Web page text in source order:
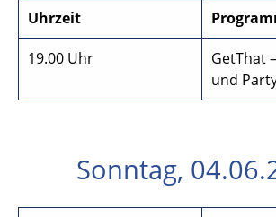
Uhrzeit
19.00 Uhr
GetThat
und
Sonntag,